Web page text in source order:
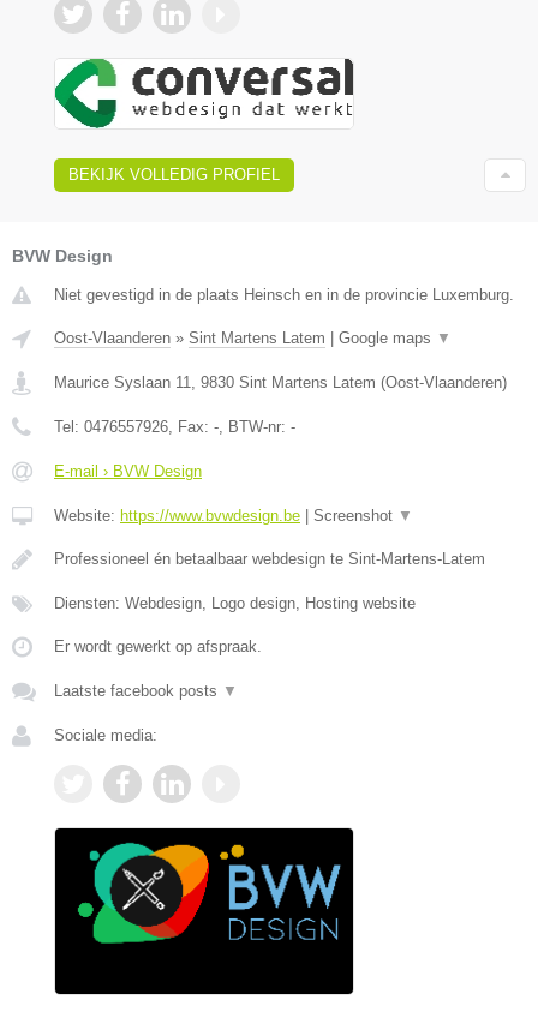
BEKIJK VOLLEDIG PROFIEL
BVW Design
Niet gevestigd in de plaats Heinsch en in de provincie Luxemburg.
Oost-Vlaanderen » Sint Martens Latem | Google maps ▼
Maurice Syslaan 11 9830 Sint Martens Latem (Oost-Vlaanderen)
Tel: 0476557926 , Fax: - , BTW-nr: -
E-mail › BVW Design
Website: https://www.bvwdesign.be | Screenshot ▼
Professioneel én betaalbaar webdesign te Sint-Martens-Latem
Diensten: Webdesign, Logo design, Hosting website
Er wordt gewerkt op afspraak.
Laatste facebook posts ▼
Sociale media: